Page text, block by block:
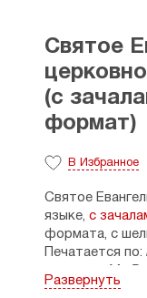
Святое
(с
формат)
В Избранное
Святое
языке, с
формата, с
Печатается по:
2010.
Развернуть